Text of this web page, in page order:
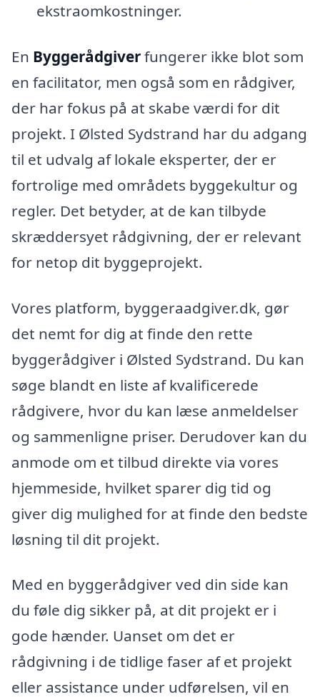
ekstraomkostninger.
En Byggerådgiverfungerer ikke blot som
en facilitator, men også som en rådgiver,
der har fokus på at skabe værdi for dit
projekt. I Ølsted Sydstrand har du adgang
til et udvalg af lokale eksperter, der er
fortrolige med områdets byggekultur og
regler. Det betyder, at de kan tilbyde
skræddersyet rådgivning, der er relevant
for netop dit byggeprojekt.
Vores platform, byggeraadgiver.dk, gør
det nemt for dig at finde den rette
byggerådgiver i Ølsted Sydstrand. Du kan
søge blandt en liste af kvalificerede
rådgivere, hvor du kan læse anmeldelser
og sammenligne priser. Derudover kan du
anmode om et tilbud direkte via vores
hjemmeside, hvilket sparer dig tid og
giver dig mulighed for at finde den bedste
løsning til dit projekt.
Med en byggerådgiver ved din side kan
du føle dig sikker på, at dit projekt er i
gode hænder. Uanset om det er
rådgivning i de tidlige faser af et projekt
eller assistance under udførelsen, vil en